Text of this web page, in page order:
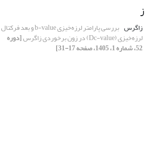
ز
زاگرس بررسی پارامتر لرزه‌خیزی b-value و بعد فرکتال
لرزه‌خیزی (Dc-value) در زون برخوردی زاگرس [دوره
52، شماره 1، 1405، صفحه 17-31]